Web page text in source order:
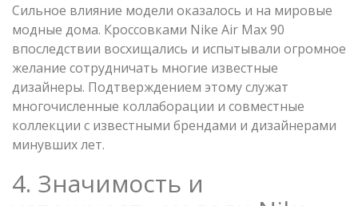
Сильное влияние модели оказалось и на мировые
модные дома. Кроссовками Nike Air Max 90
впоследствии восхищались и испытывали огромное
желание сотрудничать многие известные
дизайнеры. Подтверждением этому служат
многочисленные коллаборации и совместные
коллекции с известными брендами и дизайнерами
минувших лет.
4. Значимость и